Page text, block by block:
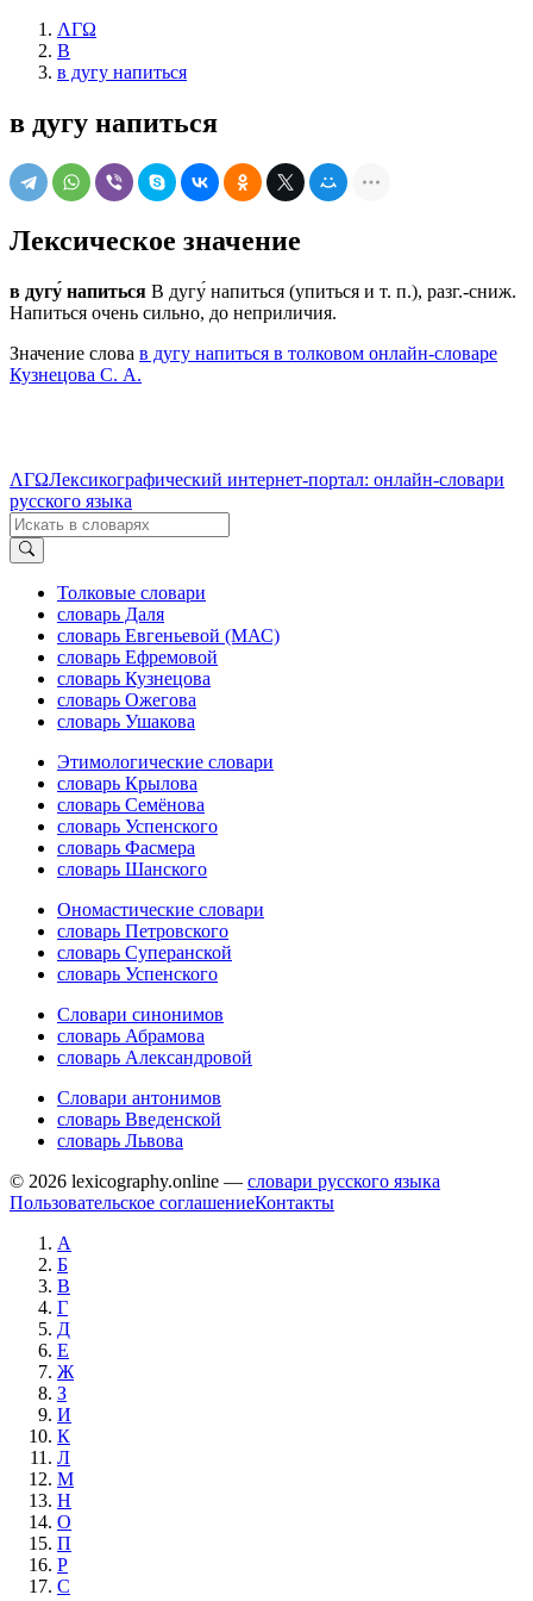
ΛΓΩ
В
в дугу напиться
в дугу напиться
Лексическое значение
в дугу́ напиться В дугу́ напиться (упиться и т. п.), разг.-сниж.
Напиться очень сильно, до неприличия.
Значение слова в дугу напиться в толковом онлайн-словаре
Кузнецова С. А.
ΛΓΩЛексикографический интернет-портал: онлайн-словари
русского языка
Толковые словари
словарь Даля
словарь Евгеньевой (МАС)
словарь Ефремовой
словарь Кузнецова
словарь Ожегова
словарь Ушакова
Этимологические словари
словарь Крылова
словарь Семёнова
словарь Успенского
словарь Фасмера
словарь Шанского
Ономастические словари
словарь Петровского
словарь Суперанской
словарь Успенского
Словари синонимов
словарь Абрамова
словарь Александровой
Словари антонимов
словарь Введенской
словарь Львова
© 2026 lexicography.online — словари русского языка
Пользовательское соглашениеКонтакты
А
Б
В
Г
Д
Е
Ж
З
И
К
Л
М
Н
О
П
Р
С